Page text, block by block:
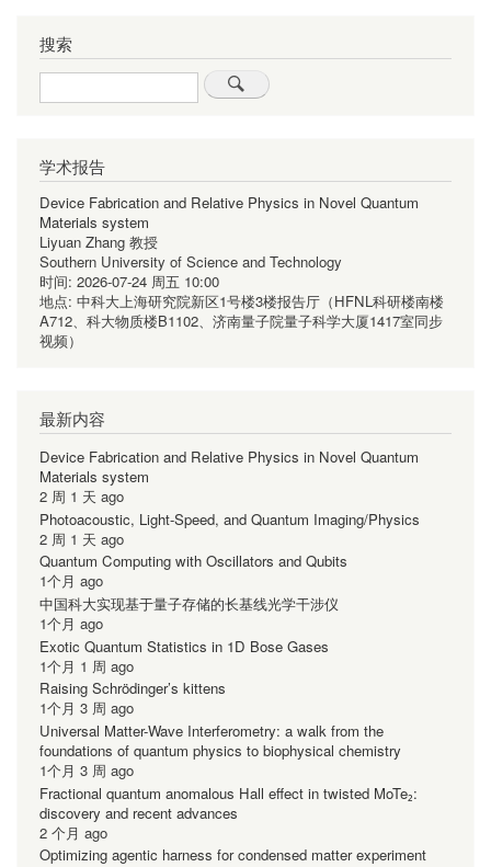
搜索
Search
学术报告
Device Fabrication and Relative Physics in Novel Quantum
Materials system
Liyuan Zhang 教授
Southern University of Science and Technology
时间: 2026-07-24 周五 10:00
地点: 中科大上海研究院新区1号楼3楼报告厅（HFNL科研楼南楼
A712、科大物质楼B1102、济南量子院量子科学大厦1417室同步
视频）
最新内容
Device Fabrication and Relative Physics in Novel Quantum
Materials system
2 周 1 天 ago
Photoacoustic, Light-Speed, and Quantum Imaging/Physics
2 周 1 天 ago
Quantum Computing with Oscillators and Qubits
1个月 ago
中国科大实现基于量子存储的长基线光学干涉仪
1个月 ago
Exotic Quantum Statistics in 1D Bose Gases
1个月 1 周 ago
Raising Schrödinger’s kittens
1个月 3 周 ago
Universal Matter-Wave Interferometry: a walk from the
foundations of quantum physics to biophysical chemistry
1个月 3 周 ago
Fractional quantum anomalous Hall effect in twisted MoTe₂:
discovery and recent advances
2 个月 ago
Optimizing agentic harness for condensed matter experiment